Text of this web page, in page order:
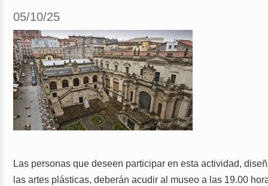
05/10/25
Las personas que deseen participar en esta actividad,
las artes plásticas, deberán acudir al museo a las 19.00